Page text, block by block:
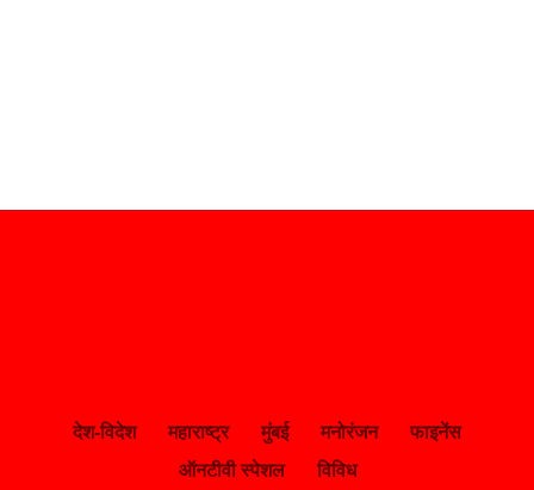
देश-विदेश महाराष्ट्र मुंबई मनोरंजन
फाइनेंस
ऑनटीवी स्पेशल
विविध